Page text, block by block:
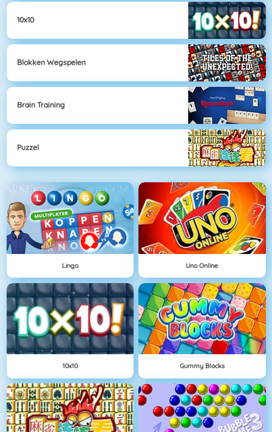
10x10
Blokken Wegspelen
Brain Training
Puzzel
Lingo Uno Online
10x10 Gummy Blocks